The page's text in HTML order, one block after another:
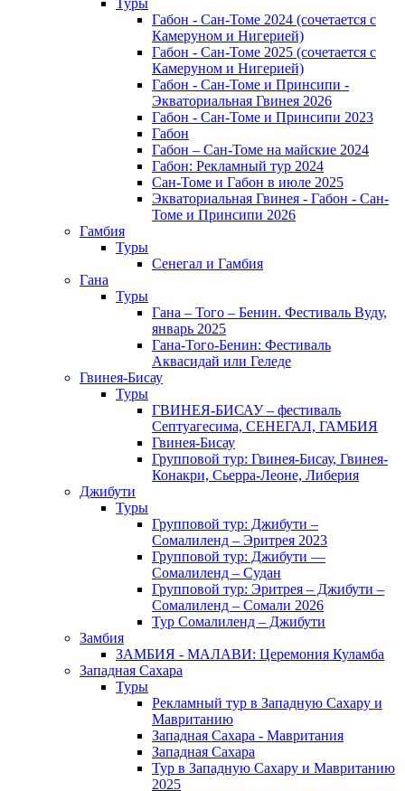
Туры
Габон - Сан-Томе 2024 (сочетается с
Камеруном и Нигерией)
Габон - Сан-Томе 2025 (сочетается с
Камеруном и Нигерией)
Габон - Сан-Томе и Принсипи -
Экваториальная Гвинея 2026
Габон - Сан-Томе и Принсипи 2023
Габон
Габон – Сан-Томе на майские 2024
Габон: Рекламный тур 2024
Сан-Томе и Габон в июле 2025
Экваториальная Гвинея - Габон - Сан-
Томе и Принсипи 2026
Гамбия
Туры
Сенегал и Гамбия
Гана
Туры
Гана – Того – Бенин. Фестиваль Вуду,
январь 2025
Гана-Того-Бенин: Фестиваль
Аквасидай или Геледе
Гвинея-Бисау
Туры
ГВИНЕЯ-БИСАУ – фестиваль
Септуагесима, СЕНЕГАЛ, ГАМБИЯ
Гвинея-Бисау
Групповой тур: Гвинея-Бисау, Гвинея-
Конакри, Сьерра-Леоне, Либерия
Джибути
Туры
Групповой тур: Джибути –
Cомалиленд – Эритрея 2023
Групповой тур: Джибути —
Сомалиленд – Судан
Групповой тур: Эритрея – Джибути –
Сомалиленд – Сомали 2026
Тур Cомалиленд – Джибути
Замбия
ЗАМБИЯ - МАЛАВИ: Церемония Куламба
Западная Сахара
Туры
Рекламный тур в Западную Сахару и
Мавританию
Западная Сахара - Мавритания
Западная Сахара
Тур в Западную Сахару и Мавританию
2025